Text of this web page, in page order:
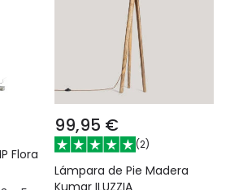
Flora
99,95 €
(2)
Lámpara de Pie Madera
Kumar ILUZZIA